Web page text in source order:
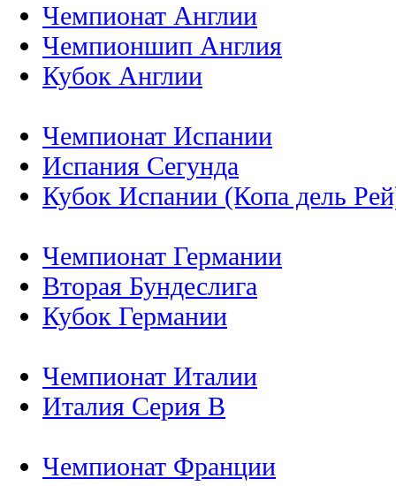
Чемпионат Англии
Чемпионшип Англия
Кубок Англии
Чемпионат Испании
Испания Сегунда
Кубок Испании (Копа дель
Чемпионат Германии
Вторая Бундеслига
Кубок Германии
Чемпионат Италии
Италия Серия B
Чемпионат Франции